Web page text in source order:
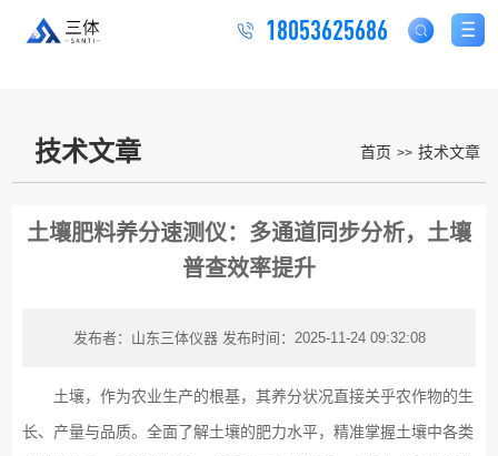
18053625686
技术文章 首页 >> 技术文章
土壤肥料养分速测仪：多通道同步分析，土壤
普查效率提升
发布者：山东三体仪器 发布时间：2025-11-24 09:32:08
土壤，作为农业生产的根基，其养分状况直接关乎农作物的生
长、产量与品质。全面了解土壤的肥力水平，精准掌握土壤中各类